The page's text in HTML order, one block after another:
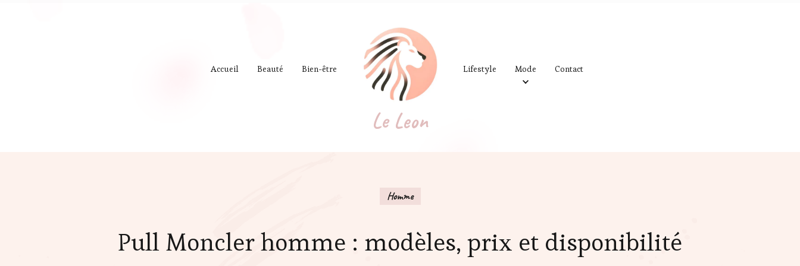
Accueil Beauté Bien-être Lifestyle Mode Contact
Le Leon
Homme
Pull Moncler homme : modèles, prix et disponibilité